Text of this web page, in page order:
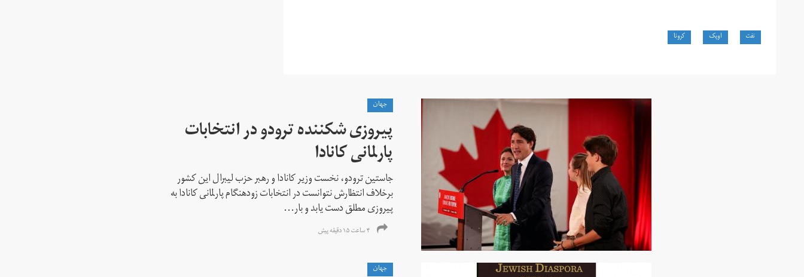
نفت اوپک کرونا
جهان
پیروزی شکننده ترودو در انتخابات
پارلمانی کانادا
جاستین ترودو، نخست وزیر کانادا و رهبر حزب لیبرال این کشور
برخلاف انتظارش نتوانست در انتخابات زود‌هنگام پارلمانی کانادا به
پیروزی مطلق دست یابد و بار...
۴ ساعت ۱۵ دقیقه پیش
جهان